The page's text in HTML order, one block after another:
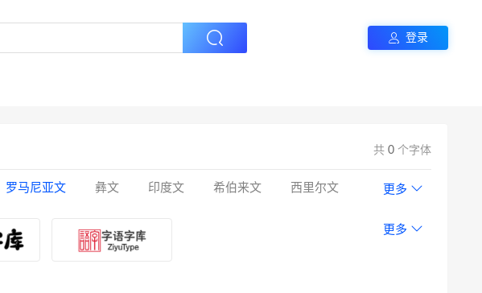
登录
共 0 个字体
罗马尼亚文 彝文 印度文 希伯来文 西里尔文 更多
更多